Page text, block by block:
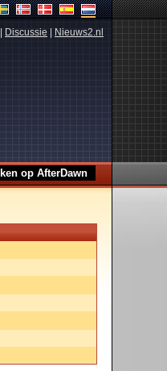
Discussie Nieuws2.nl